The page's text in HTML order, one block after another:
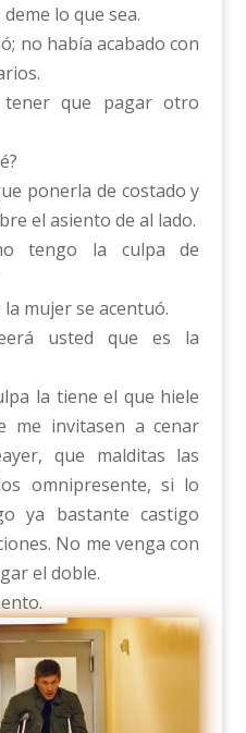
lo que sea.
no había acabado con
que pagar otro
ponerla de costado y
el asiento de al lado.
tengo la culpa de
mujer se acentuó.
usted que es la
la tiene el que hiele
me invitasen a cenar
que malditas las
omnipresente, si lo
ya bastante castigo
No me venga con
el doble.